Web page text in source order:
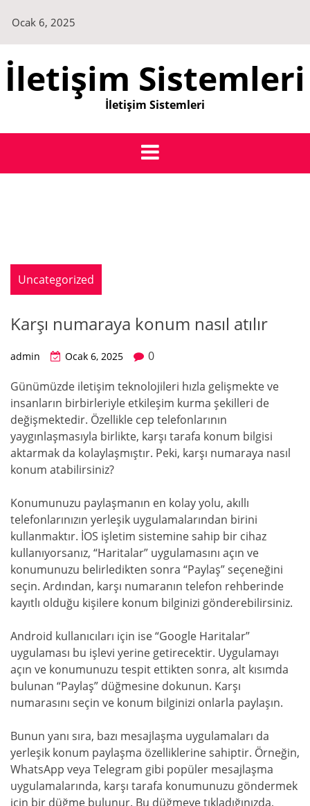
content
Ocak 6, 2025
İletişim Sistemleri
İletişim Sistemleri
Uncategorized
Karşı numaraya konum nasıl atılır
admin Ocak 6, 2025
0
Günümüzde iletişim teknolojileri hızla gelişmekte ve
insanların birbirleriyle etkileşim kurma şekilleri de
değişmektedir. Özellikle cep telefonlarının
yaygınlaşmasıyla birlikte, karşı tarafa konum bilgisi
aktarmak da kolaylaşmıştır. Peki, karşı numaraya nasıl
konum atabilirsiniz?
Konumunuzu paylaşmanın en kolay yolu, akıllı
telefonlarınızın yerleşik uygulamalarından birini
kullanmaktır. İOS işletim sistemine sahip bir cihaz
kullanıyorsanız, “Haritalar” uygulamasını açın ve
konumunuzu belirledikten sonra “Paylaş” seçeneğini
seçin. Ardından, karşı numaranın telefon rehberinde
kayıtlı olduğu kişilere konum bilginizi gönderebilirsiniz.
Android kullanıcıları için ise “Google Haritalar”
uygulaması bu işlevi yerine getirecektir. Uygulamayı
açın ve konumunuzu tespit ettikten sonra, alt kısımda
bulunan “Paylaş” düğmesine dokunun. Karşı
numarasını seçin ve konum bilginizi onlarla paylaşın.
Bunun yanı sıra, bazı mesajlaşma uygulamaları da
yerleşik konum paylaşma özelliklerine sahiptir. Örneğin,
WhatsApp veya Telegram gibi popüler mesajlaşma
uygulamalarında, karşı tarafa konumunuzu göndermek
için bir düğme bulunur. Bu düğmeye tıkladığınızda,